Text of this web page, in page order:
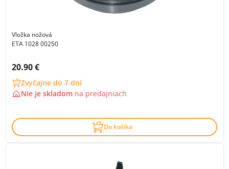
Vložka nožová
ETA 1028 00250
Cena s DPH:
20.90 €
Zvyčajne do 7 dní
Nie je skladom na predajniach
Do košíka